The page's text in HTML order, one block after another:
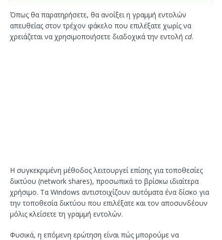
Όπως θα παρατηρήσετε, θα ανοίξει η γραμμή εντολών
απευθείας στον τρέχον φάκελο που επιλέξατε χωρίς να
χρειάζεται να χρησιμοποιήσετε διαδοχικά την εντολή cd.
Η συγκεκριμένη μέθοδος λειτουργεί επίσης για τοποθεσίες
δικτύου (network shares), προσωπικά το βρίσκω ιδιαίτερα
χρήσιμο. Τα Windows αντιστοιχίζουν αυτόματα ένα δίσκο για
την τοποθεσία δικτύου που επιλέξατε και τον αποσυνδέουν
μόλις κλείσετε τη γραμμή εντολών.
Φυσικά, η επόμενη ερώτηση είναι πώς μπορούμε να